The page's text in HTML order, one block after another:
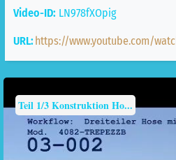
Video-ID: LN978fXOpig
URL: https://www.youtube.com/
Teil 1/3 Konstruktion Ho...